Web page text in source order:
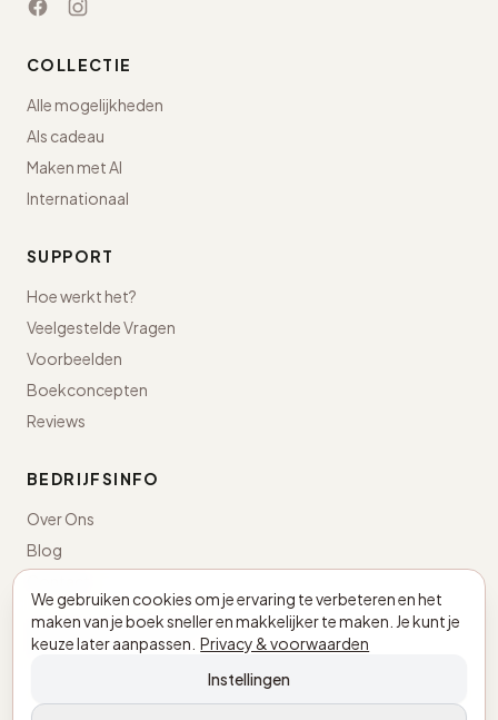
COLLECTIE
Alle mogelijkheden
Als cadeau
Maken met AI
Internationaal
SUPPORT
Hoe werkt het?
Veelgestelde Vragen
Voorbeelden
Boekconcepten
Reviews
BEDRIJFSINFO
Over Ons
Blog
Nederland · KvK 98043498
BTW NL005305897B03
We gebruiken cookies om je ervaring te verbeteren en het
maken van je boek sneller en makkelijker te maken. Je kunt je
keuze later aanpassen. Privacy & voorwaarden
Instellingen